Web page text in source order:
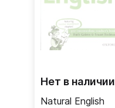
Нет в наличии
Natural English